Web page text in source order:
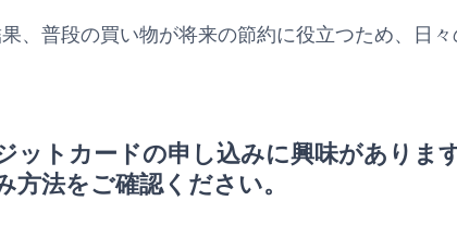
、普段の買い物が将来の節約に役立つため、日々
ットカードの申し込みに興味がありま
方法をご確認ください。